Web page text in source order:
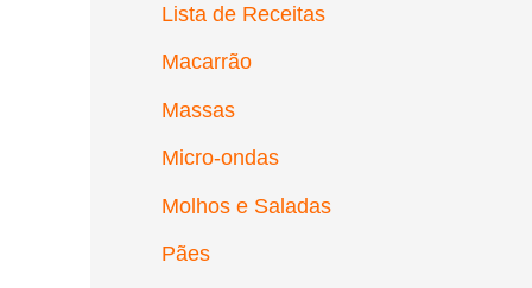
Lista de Receitas
Macarrão
Massas
Micro-ondas
Molhos e Saladas
Pães